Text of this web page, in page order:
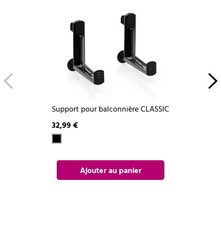
Support pour balconnière CLASSIC
32,99 €
Ajouter au panier